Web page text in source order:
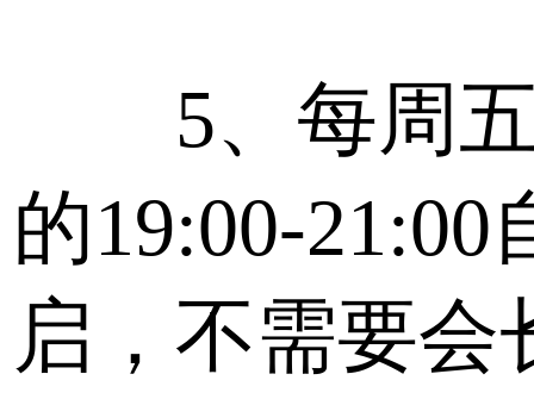
5、每周五
的19:00-21:00
启，不需要会